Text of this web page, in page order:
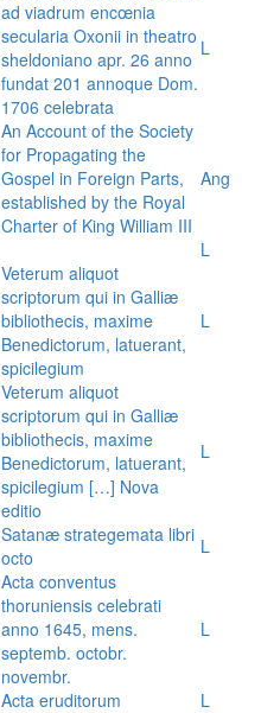
ad viadrum encœnia
secularia Oxonii in theatro
sheldoniano apr. 26 anno
fundat 201 annoque Dom.
1706 celebrata
L
An Account of the Society
for Propagating the
Gospel in Foreign Parts,
established by the Royal
Charter of King William III
Ang
L
Veterum aliquot
scriptorum qui in Galliæ
bibliothecis, maxime
Benedictorum, latuerant,
spicilegium
L
Veterum aliquot
scriptorum qui in Galliæ
bibliothecis, maxime
Benedictorum, latuerant,
spicilegium […] Nova
editio
L
Satanæ strategemata libri
octo
L
Acta conventus
thoruniensis celebrati
anno 1645, mens.
septemb. octobr.
novembr.
L
Acta eruditorum
L